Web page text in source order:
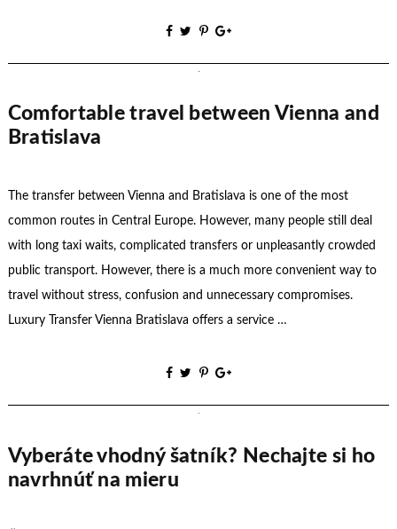
Comfortable travel between Vienna and
Bratislava
The transfer between Vienna and Bratislava is one of the most
common routes in Central Europe. However, many people still deal
with long taxi waits, complicated transfers or unpleasantly crowded
public transport. However, there is a much more convenient way to
travel without stress, confusion and unnecessary compromises.
Luxury Transfer Vienna Bratislava offers a service …
Vyberáte vhodný šatník? Nechajte si ho
navrhnúť na mieru